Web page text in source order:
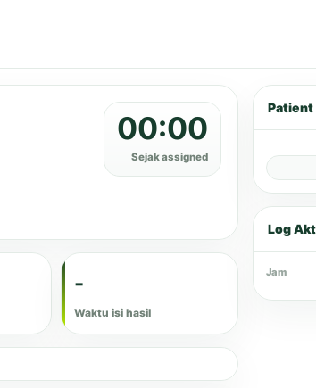
00:00
Sejak assigned
-
Waktu isi hasil
Patient
Log
Jam